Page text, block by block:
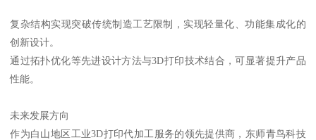
复杂结构实现突破传统制造工艺限制，实现轻量化、功能集成化的
创新设计。
通过拓扑优化等先进设计方法与3D打印技术结合，可显著提升产品
性能。
未来发展方向
作为白山地区工业3D打印代加工服务的领先提供商，东师青鸟科技